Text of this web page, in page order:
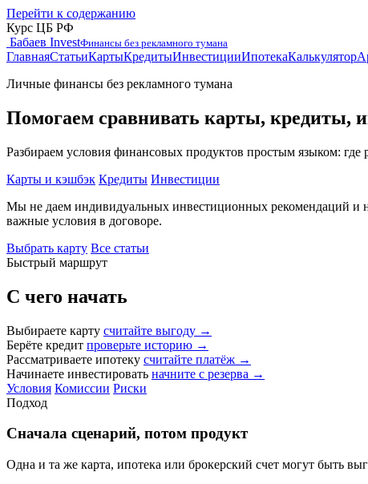
Перейти к содержанию
Курс ЦБ РФ
Бабаев InvestФинансы без рекламного тумана
ГлавнаяСтатьиКартыКредитыИнвестицииИпотекаКалькулятор
Личные финансы без рекламного тумана
Помогаем сравнивать карты, кредиты,
Разбираем условия финансовых продуктов простым языком: где
Карты и кэшбэк Кредиты Инвестиции
Мы не даем индивидуальных инвестиционных рекомендаций и
важные условия в договоре.
Выбрать карту Все статьи
Быстрый маршрут
С чего начать
Выбираете карту считайте выгоду →
Берёте кредит проверьте историю →
Рассматриваете ипотеку считайте платёж →
Начинаете инвестировать начните с резерва →
Условия Комиссии Риски
Подход
Сначала сценарий, потом продукт
Одна и та же карта, ипотека или брокерский счет могут быть